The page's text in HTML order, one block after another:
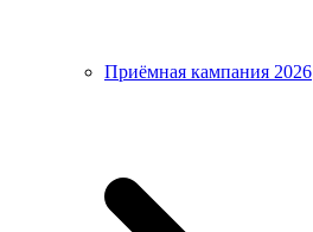
Приёмная кампания 2026